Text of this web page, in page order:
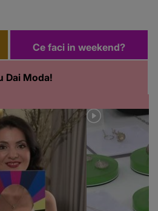
Dai Moda!
Ce faci in weekend?